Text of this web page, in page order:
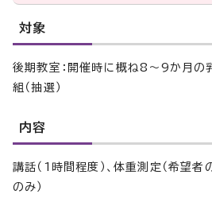
対象
後期教室：開催時に概ね8～9か月
組（抽選）
内容
講話（1時間程度）、体重測定（希望者
のみ）